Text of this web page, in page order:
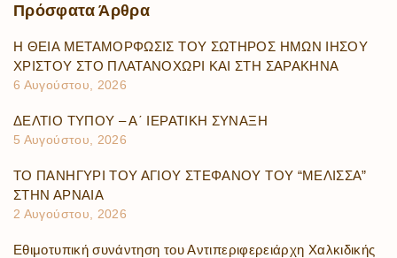
Πρόσφατα Άρθρα
Η ΘΕΙΑ ΜΕΤΑΜΟΡΦΩΣΙΣ ΤΟΥ ΣΩΤΗΡΟΣ ΗΜΩΝ ΙΗΣΟΥ
ΧΡΙΣΤΟΥ ΣΤΟ ΠΛΑΤΑΝΟΧΩΡΙ ΚΑΙ ΣΤΗ ΣΑΡΑΚΗΝΑ
6 Αυγούστου, 2026
ΔΕΛΤΙΟ ΤΥΠΟΥ – Α΄ ΙΕΡΑΤΙΚΗ ΣΥΝΑΞΗ
5 Αυγούστου, 2026
ΤΟ ΠΑΝΗΓΥΡΙ ΤΟΥ ΑΓΙΟΥ ΣΤΕΦΑΝΟΥ ΤΟΥ “ΜΕΛΙΣΣΑ”
ΣΤΗΝ ΑΡΝΑΙΑ
2 Αυγούστου, 2026
Εθιμοτυπική συνάντηση του Αντιπεριφερειάρχη Χαλκιδικής